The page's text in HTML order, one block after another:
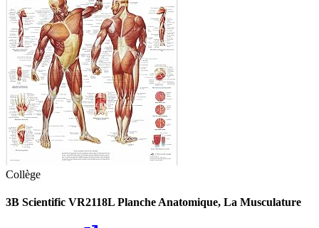
Collège
3B Scientific VR2118L Planche Anatomique, La Musculature